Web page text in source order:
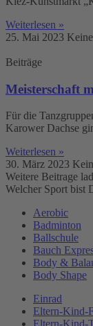
Weiterlesen »
25. Mai 2023
Beiträge
Meisterschaft
Für die
Karower Dachse
Weiterlesen »
30. März 2023
Weitere Beitrage
Welcher Sport bist
Aerobic
Badminton
Ballschule
Bauch
Body &
Body Shape
Einrad
Eltern-Kind-